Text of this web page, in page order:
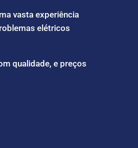
vasta experiência
elétricos
qualidade, e preços